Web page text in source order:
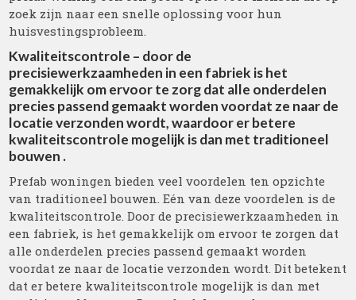
zoek zijn naar een snelle oplossing voor hun
huisvestingsprobleem.
Kwaliteitscontrole – door de
precisiewerkzaamheden in een fabriek is het
gemakkelijk om ervoor te zorg dat alle onderdelen
precies passend gemaakt worden voordat ze naar de
locatie verzonden wordt, waardoor er betere
kwaliteitscontrole mogelijk is dan met traditioneel
bouwen .
Prefab woningen bieden veel voordelen ten opzichte
van traditioneel bouwen. Eén van deze voordelen is de
kwaliteitscontrole. Door de precisiewerkzaamheden in
een fabriek, is het gemakkelijk om ervoor te zorgen dat
alle onderdelen precies passend gemaakt worden
voordat ze naar de locatie verzonden wordt. Dit betekent
dat er betere kwaliteitscontrole mogelijk is dan met